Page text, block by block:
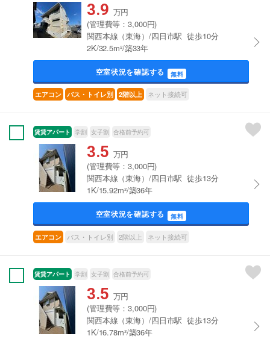
3.9 万円
(管理費等：3,000円)
関西本線（東海）/四日市駅 徒歩10分
2K/32.5m²/築33年
空室状況を確認する 無料
エアコン バス・トイレ別 2階以上 ネット接続可
賃貸アパート 学割 女子割 合格前予約可
3.5 万円
(管理費等：3,000円)
関西本線（東海）/四日市駅 徒歩13分
1K/15.92m²/築36年
空室状況を確認する 無料
エアコン バス・トイレ別 2階以上 ネット接続可
賃貸アパート 学割 女子割 合格前予約可
3.5 万円
(管理費等：3,000円)
関西本線（東海）/四日市駅 徒歩13分
1K/16.78m²/築36年